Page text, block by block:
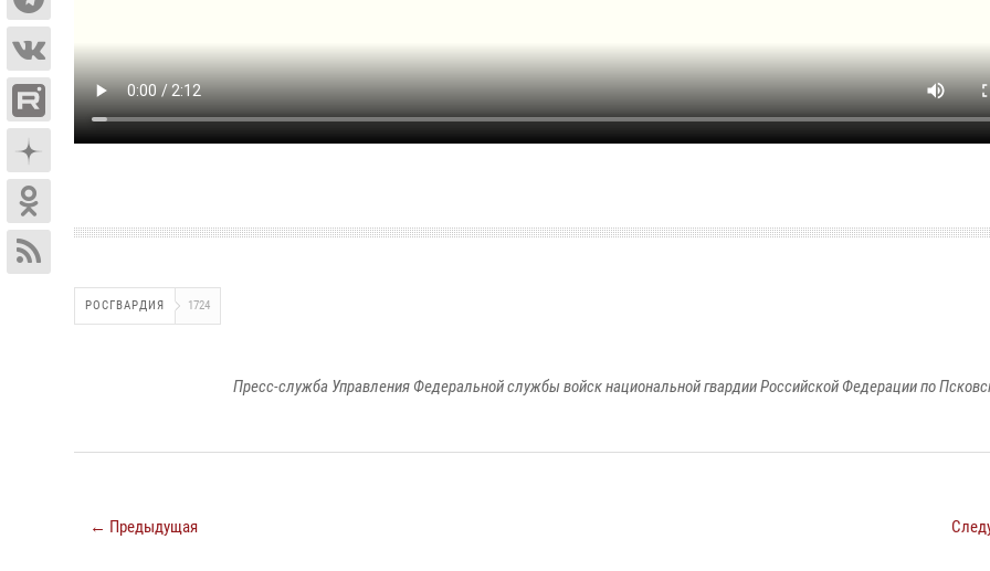
РОСГВАРДИЯ 1724
Пресс-служба Управления Федеральной службы войск национальной гвардии Российской Федерации по
← Предыдущая